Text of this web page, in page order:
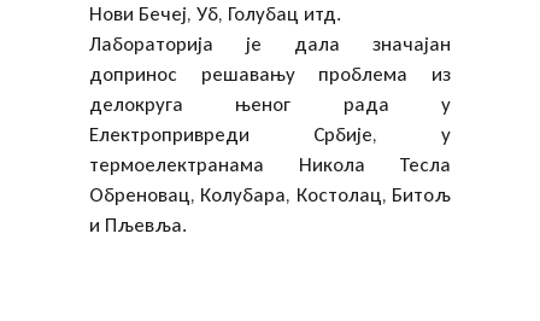
Нови Бечеј, Уб, Голубац итд.
Лабораторија је дала значајан
допринос решавању проблема из
делокруга њеног рада у
Електропривреди Србије, у
термоелектранама Никола Тесла
Обреновац, Колубара, Костолац, Битољ
и Пљевља.